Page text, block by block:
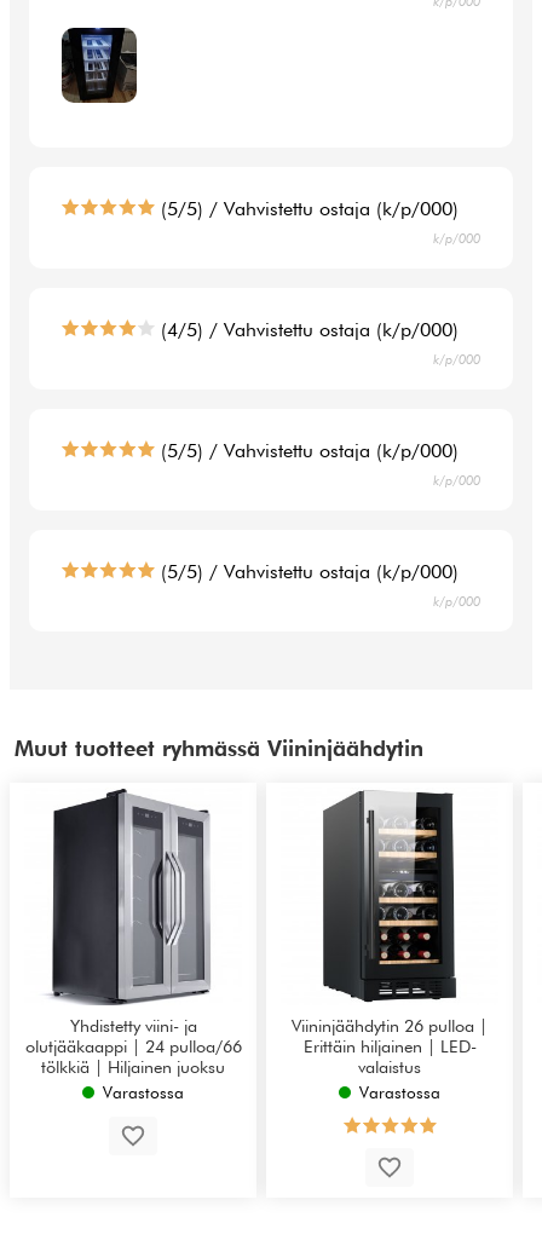
(5/5) / Vahvistettu ostaja (k/p/000)
k/p/000
(4/5) / Vahvistettu ostaja (k/p/000)
k/p/000
(5/5) / Vahvistettu ostaja (k/p/000)
k/p/000
(5/5) / Vahvistettu ostaja (k/p/000)
k/p/000
Muut tuotteet ryhmässä Viininjäähdytin
Yhdistetty viini- ja
olutjääkaappi | 24 pulloa/66
tölkkiä | Hiljainen juoksu
Varastossa
Viininjäähdytin 26 pulloa |
Erittäin hiljainen | LED-
valaistus
Varastossa